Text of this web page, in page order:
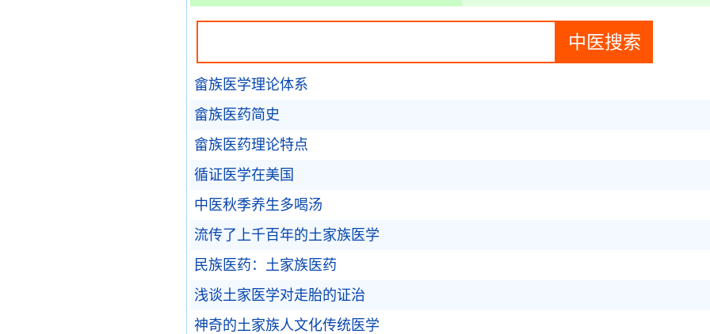
畲族医学理论体系
畲族医药简史
畲族医药理论特点
循证医学在美国
中医秋季养生多喝汤
流传了上千百年的土家族医学
民族医药：土家族医药
浅谈土家医学对走胎的证治
神奇的土家族人文化传统医学